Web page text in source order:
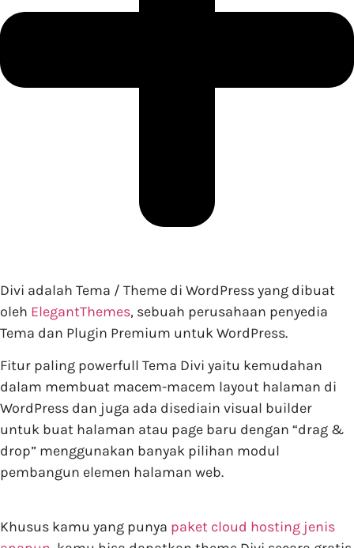
Divi adalah Tema / Theme di WordPress yang dibuat
oleh ElegantThemes, sebuah perusahaan penyedia
Tema dan Plugin Premium untuk WordPress.
Fitur paling powerfull Tema Divi yaitu kemudahan
dalam membuat macem-macem layout halaman di
WordPress dan juga ada disediain visual builder
untuk buat halaman atau page baru dengan “drag &
drop” menggunakan banyak pilihan modul
pembangun elemen halaman web.
Khusus kamu yang punya paket cloud hosting jenis